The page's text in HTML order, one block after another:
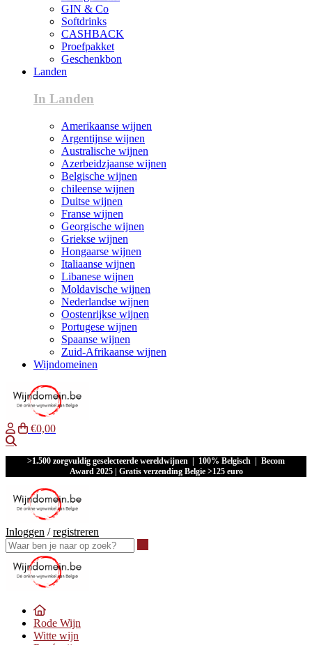
GIN & Co
Softdrinks
CASHBACK
Proefpakket
Geschenkbon
Landen
In Landen
Amerikaanse wijnen
Argentijnse wijnen
Australische wijnen
Azerbeidzjaanse wijnen
Belgische wijnen
chileense wijnen
Duitse wijnen
Franse wijnen
Georgische wijnen
Griekse wijnen
Hongaarse wijnen
Italiaanse wijnen
Libanese wijnen
Moldavische wijnen
Nederlandse wijnen
Oostenrijkse wijnen
Portugese wijnen
Spaanse wijnen
Zuid-Afrikaanse wijnen
Wijndomeinen
€0,00
>1.500 zorgvuldig geselecteerde wereldwijnen | 100% Belgisch | Becom
Award 2025 | Gratis verzending Belgie >125 euro
Inloggen /registreren
Rode Wijn
Witte wijn